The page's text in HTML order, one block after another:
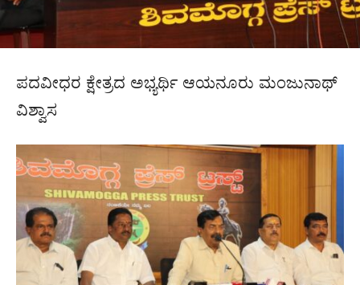
ಪದವೀಧರ ಕ್ಷೇತ್ರದ ಅಭ್ಯರ್ಥಿ ಆಯನೂರು ಮಂಜುನಾಥ್
ವಿಶ್ವಾಸ